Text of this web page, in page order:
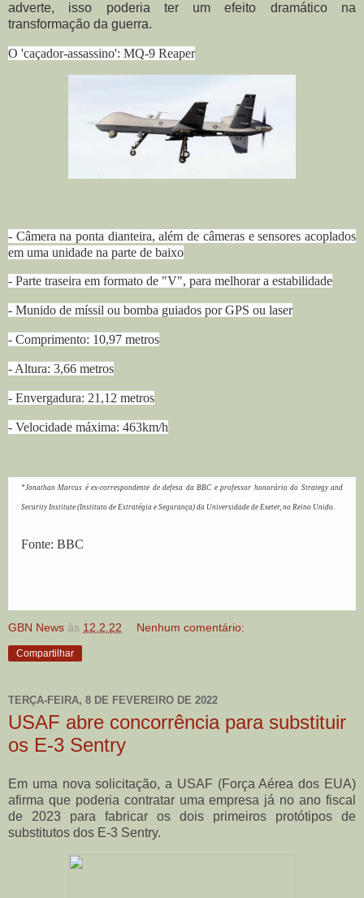
adverte, isso poderia ter um efeito dramático na
transformação da guerra.
O 'caçador-assassino': MQ-9 Reaper
- Câmera na ponta dianteira, além de câmeras e sensores acoplados
em uma unidade na parte de baixo
- Parte traseira em formato de "V", para melhorar a estabilidade
- Munido de míssil ou bomba guiados por GPS ou laser
- Comprimento: 10,97 metros
- Altura: 3,66 metros
- Envergadura: 21,12 metros
- Velocidade máxima: 463km/h
*Jonathan Marcus é ex-correspondente de defesa da BBC e professor honorário do Strategy and
Security Institute (Instituto de Estratégia e Segurança) da Universidade de Exeter, no Reino Unido.
Fonte: BBC
GBN News às 12.2.22 Nenhum comentário:
Compartilhar
TERÇA-FEIRA, 8 DE FEVEREIRO DE 2022
USAF abre concorrência para substituir
os E-3 Sentry
Em uma nova solicitação, a USAF (Força Aérea dos EUA)
afirma que poderia contratar uma empresa já no ano fiscal
de 2023 para fabricar os dois primeiros protótipos de
substitutos dos E-3 Sentry.